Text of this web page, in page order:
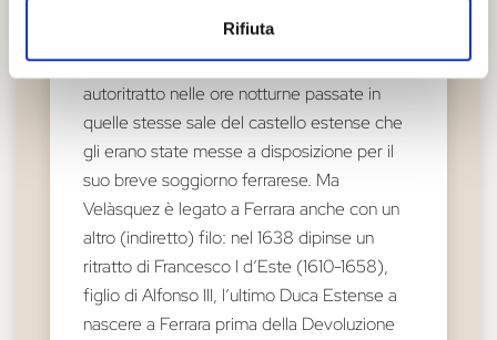
Rifiuta
dello Stato della Chiesa. Il pittore spagnolo,
probabilmente per ringraziare il cardinale
della sua ospitalità, realizzò un suo
autoritratto nelle ore notturne passate in
quelle stesse sale del castello estense che
gli erano state messe a disposizione per il
suo breve soggiorno ferrarese. Ma
Velàsquez è legato a Ferrara anche con un
altro (indiretto) filo: nel 1638 dipinse un
ritratto di Francesco I d’Este (1610-1658),
figlio di Alfonso III, l’ultimo Duca Estense a
nascere a Ferrara prima della Devoluzione